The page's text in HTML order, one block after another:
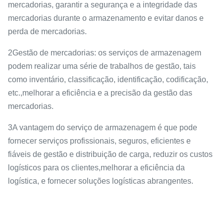
mercadorias, garantir a segurança e a integridade das
mercadorias durante o armazenamento e evitar danos e
perda de mercadorias.
2Gestão de mercadorias: os serviços de armazenagem
podem realizar uma série de trabalhos de gestão, tais
como inventário, classificação, identificação, codificação,
etc.,melhorar a eficiência e a precisão da gestão das
mercadorias.
3A vantagem do serviço de armazenagem é que pode
fornecer serviços profissionais, seguros, eficientes e
fiáveis de gestão e distribuição de carga, reduzir os custos
logísticos para os clientes,melhorar a eficiência da
logística, e fornecer soluções logísticas abrangentes.